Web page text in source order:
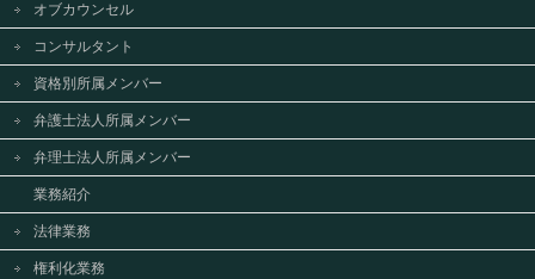
オブカウンセル
コンサルタント
資格別所属メンバー
弁護士法人所属メンバー
弁理士法人所属メンバー
業務紹介
法律業務
権利化業務